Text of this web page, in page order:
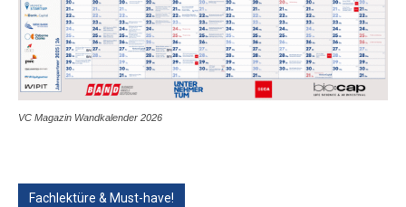
VC Magazin Wandkalender 2026
Fachlektüre & Must-have!